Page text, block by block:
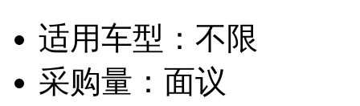
适用车型： 不限
采购量： 面议